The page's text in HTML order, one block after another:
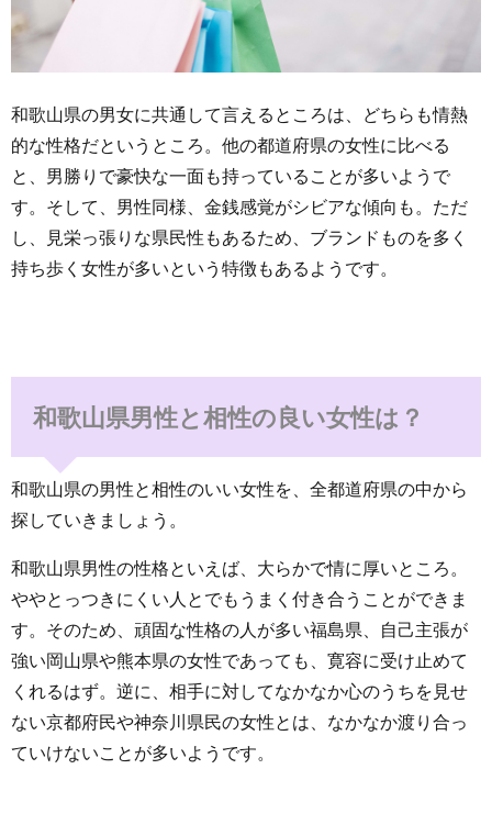
和歌山県の男女に共通して言えるところは、どちらも情熱
的な性格だというところ。他の都道府県の女性に比べる
と、男勝りで豪快な一面も持っていることが多いようで
す。そして、男性同様、金銭感覚がシビアな傾向も。ただ
し、見栄っ張りな県民性もあるため、ブランドものを多く
持ち歩く女性が多いという特徴もあるようです。
和歌山県男性と相性の良い女性は？
和歌山県の男性と相性のいい女性を、全都道府県の中から
探していきましょう。
和歌山県男性の性格といえば、大らかで情に厚いところ。
ややとっつきにくい人とでもうまく付き合うことができま
す。そのため、頑固な性格の人が多い福島県、自己主張が
強い岡山県や熊本県の女性であっても、寛容に受け止めて
くれるはず。逆に、相手に対してなかなか心のうちを見せ
ない京都府民や神奈川県民の女性とは、なかなか渡り合っ
ていけないことが多いようです。